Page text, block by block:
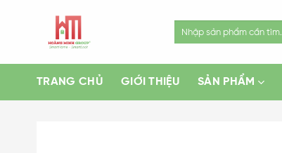
TRANG CHỦ GIỚI THIỆU SẢN PHẨM